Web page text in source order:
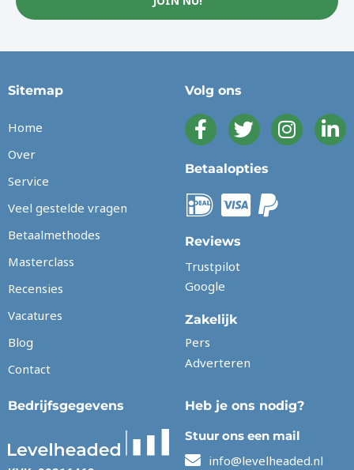
Sitemap
Home
Over
Service
Veel gestelde vragen
Betaalmethodes
Masterclass
Recensies
Vacatures
Blog
Contact
Volg ons
Betaalopties
Reviews
Trustpilot
Google
Zakelijk
Pers
Adverteren
Bedrijfsgegevens
Heb je ons nodig?
Stuur ons een mail
info@levelheaded.nl